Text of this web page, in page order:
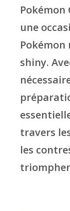
une
Pokémon
shiny.
travers
les